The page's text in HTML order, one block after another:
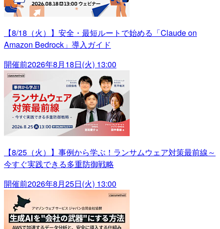
【8/18（火）】安全・最短ルートで始める「Claude on
Amazon Bedrock」導入ガイド
開催前2026年8月18日(火) 13:00
【8/25（火）】事例から学ぶ！ランサムウェア対策最前線～
今すぐ実践できる多重防御戦略
開催前2026年8月25日(火) 13:00